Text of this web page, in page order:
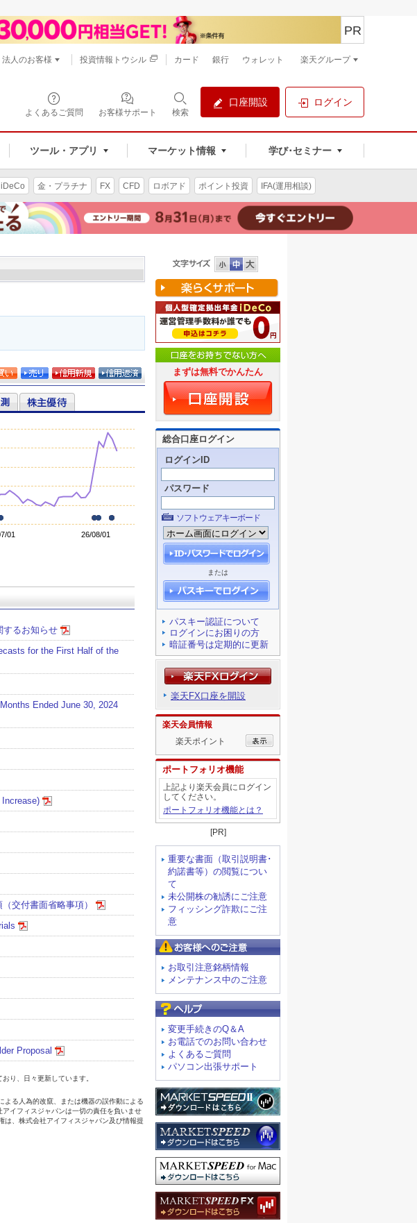
よくあるご質問 お客様サポート 検索
口座開設 ログイン
ツール・アプリ マーケット情報 学び･セミナー
PR
法人のお客様 投資情報トウシル カード 銀行 ウォレット 楽天グループ
iDeCo 金・プラチナ FX CFD ロボアド ポイント投資 IFA(運用相談)
まずは無料でかんたん
総合口座ログイン
ログインID
パスワード
ソフトウェアキーボード
または
パスキー認証について
ログインにお困りの方
暗証番号は定期的に更新
楽天FX口座を開設
楽天会員情報
楽天ポイント
ポートフォリオ機能
上記より楽天会員にログイン
してください。
ポートフォリオ機能とは？
[PR]
重要な書面（取引説明書･
約諾書等）の閲覧につい
て
未公開株の勧誘にご注意
フィッシング詐欺にご注
意
お取引注意銘柄情報
メンテナンス中のご注意
変更手続きのQ＆A
お電話でのお問い合わせ
よくあるご質問
パソコン出張サポート